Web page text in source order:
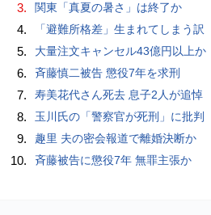
3. 関東「真夏の暑さ」は終了か
4. 「避難所格差」生まれてしまう訳
5. 大量注文キャンセル43億円以上か
6. 斉藤慎二被告 懲役7年を求刑
7. 寿美花代さん死去 息子2人が追悼
8. 玉川氏の「警察官が死刑」に批判
9. 趣里 夫の密会報道で離婚決断か
10. 斉藤被告に懲役7年 無罪主張か